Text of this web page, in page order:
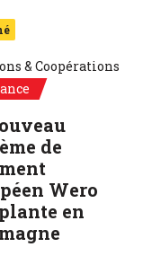
& Coopérations
de
Wero
en